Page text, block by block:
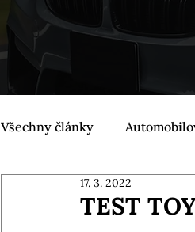
Všechny články
TEST
17. 3. 2022